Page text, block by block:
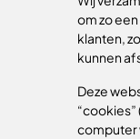
om zo
klanten,
kunnen
Deze
computer